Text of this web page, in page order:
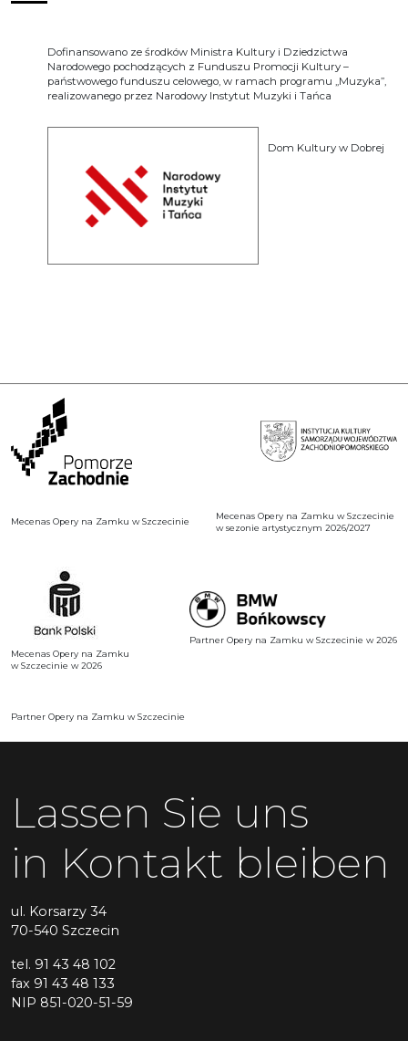
Dofinansowano ze środków Ministra Kultury i Dziedzictwa
Narodowego pochodzących z Funduszu Promocji Kultury –
państwowego funduszu celowego, w ramach programu „Muzyka”,
realizowanego przez Narodowy Instytut Muzyki i Tańca
Dom Kultury w Dobrej
Mecenas Opery na Zamku w Szczecinie
Mecenas Opery na Zamku w Szczecinie
w sezonie artystycznym 2026/2027
Mecenas Opery na Zamku
w Szczecinie w 2026
Partner Opery na Zamku w Szczecinie w 2026
Partner Opery na Zamku w Szczecinie
Lassen Sie uns
in Kontakt bleiben
ul. Korsarzy 34
70-540 Szczecin
tel. 91 43 48 102
fax 91 43 48 133
NIP 851-020-51-59